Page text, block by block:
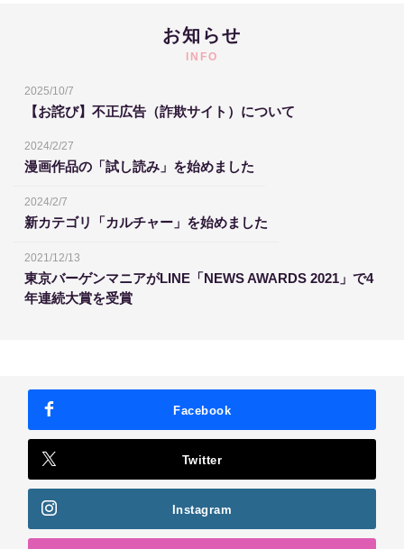
お知らせ
INFO
2025/10/7
【お詫び】不正広告（詐欺サイト）について
2024/2/27
漫画作品の「試し読み」を始めました
2024/2/7
新カテゴリ「カルチャー」を始めました
2021/12/13
東京バーゲンマニアがLINE「NEWS AWARDS 2021」で4
年連続大賞を受賞
Facebook
Twitter
Instagram